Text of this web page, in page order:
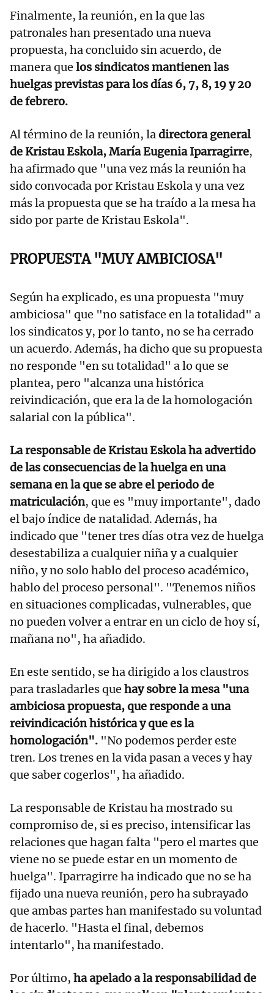
Finalmente, la reunión, en la que las
patronales han presentado una nueva
propuesta, ha concluido sin acuerdo, de
manera que los sindicatos mantienen las
huelgas previstas para los días 6, 7, 8, 19 y 20
de febrero.
Al término de la reunión, ladirectora general
de Kristau Eskola, María Eugenia Iparragirre,
ha afirmado que "una vez más la reunión ha
sido convocada por Kristau Eskola y una vez
más la propuesta que se ha traído a la mesa ha
sido por parte de Kristau Eskola".
PROPUESTA "MUY AMBICIOSA"
Según ha explicado, es una propuesta "muy
ambiciosa" que "no satisface en la totalidad" a
los sindicatos y, por lo tanto, no se ha cerrado
un acuerdo. Además, ha dicho que su propuesta
no responde "en su totalidad" a lo que se
plantea, pero "alcanza una histórica
reivindicación, que era la de la homologación
salarial con la pública".
La responsable de Kristau Eskola ha advertido
de las consecuencias de la huelga en una
semana en la que se abre el periodo de
matriculación, que es "muy importante", dado
el bajo índice de natalidad. Además, ha
indicado que "tener tres días otra vez de huelga
desestabiliza a cualquier niña y a cualquier
niño, y no solo hablo del proceso académico,
hablo del proceso personal". "Tenemos niños
en situaciones complicadas, vulnerables, que
no pueden volver a entrar en un ciclo de hoy sí,
mañana no", ha añadido.
En este sentido, se ha dirigido a los claustros
para trasladarles que hay sobre la mesa "una
ambiciosa propuesta, que responde a una
reivindicación histórica y que es la
homologación". "No podemos perder este
tren. Los trenes en la vida pasan a veces y hay
que saber cogerlos", ha añadido.
La responsable de Kristau ha mostrado su
compromiso de, si es preciso, intensificar las
relaciones que hagan falta "pero el martes que
viene no se puede estar en un momento de
huelga". Iparragirre ha indicado que no se ha
fijado una nueva reunión, pero ha subrayado
que ambas partes han manifestado su voluntad
de hacerlo. "Hasta el final, debemos
intentarlo", ha manifestado.
Por último, ha apelado a la responsabilidad de